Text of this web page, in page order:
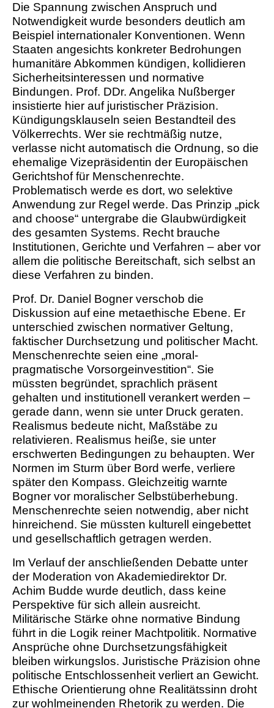
Die Spannung zwischen Anspruch und
Notwendigkeit wurde besonders deutlich am
Beispiel internationaler Konventionen. Wenn
Staaten angesichts konkreter Bedrohungen
humanitäre Abkommen kündigen, kollidieren
Sicherheitsinteressen und normative
Bindungen. Prof. DDr. Angelika Nußberger
insistierte hier auf juristischer Präzision.
Kündigungsklauseln seien Bestandteil des
Völkerrechts. Wer sie rechtmäßig nutze,
verlasse nicht automatisch die Ordnung, so die
ehemalige Vizepräsidentin der Europäischen
Gerichtshof für Menschenrechte.
Problematisch werde es dort, wo selektive
Anwendung zur Regel werde. Das Prinzip „pick
and choose“ untergrabe die Glaubwürdigkeit
des gesamten Systems. Recht brauche
Institutionen, Gerichte und Verfahren – aber vor
allem die politische Bereitschaft, sich selbst an
diese Verfahren zu binden.
Prof. Dr. Daniel Bogner verschob die
Diskussion auf eine metaethische Ebene. Er
unterschied zwischen normativer Geltung,
faktischer Durchsetzung und politischer Macht.
Menschenrechte seien eine „moral-
pragmatische Vorsorgeinvestition“. Sie
müssten begründet, sprachlich präsent
gehalten und institutionell verankert werden –
gerade dann, wenn sie unter Druck geraten.
Realismus bedeute nicht, Maßstäbe zu
relativieren. Realismus heiße, sie unter
erschwerten Bedingungen zu behaupten. Wer
Normen im Sturm über Bord werfe, verliere
später den Kompass. Gleichzeitig warnte
Bogner vor moralischer Selbstüberhebung.
Menschenrechte seien notwendig, aber nicht
hinreichend. Sie müssten kulturell eingebettet
und gesellschaftlich getragen werden.
Im Verlauf der anschließenden Debatte unter
der Moderation von Akademiedirektor Dr.
Achim Budde wurde deutlich, dass keine
Perspektive für sich allein ausreicht.
Militärische Stärke ohne normative Bindung
führt in die Logik reiner Machtpolitik. Normative
Ansprüche ohne Durchsetzungsfähigkeit
bleiben wirkungslos. Juristische Präzision ohne
politische Entschlossenheit verliert an Gewicht.
Ethische Orientierung ohne Realitätssinn droht
zur wohlmeinenden Rhetorik zu werden. Die